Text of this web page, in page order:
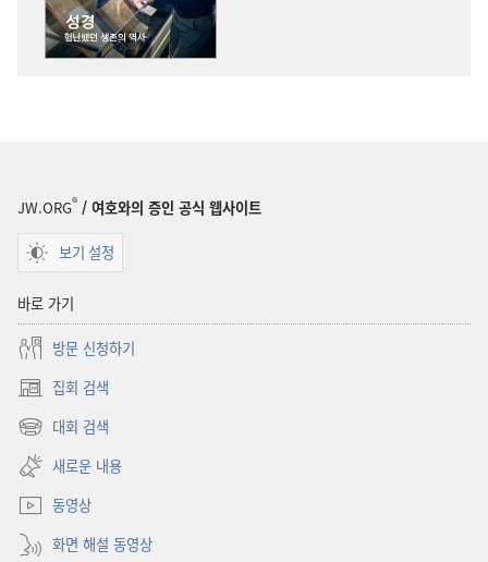
JW.ORG® / 여호와의 증인 공식 웹사이트
보기 설정
바로 가기
방문 신청하기
집회 검색
(새로운
창
대회 검색
(새로운
창
열기)
새로운 내용
동영상
화면 해설 동영상